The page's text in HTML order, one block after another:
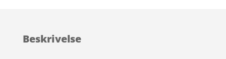
Beskrivelse